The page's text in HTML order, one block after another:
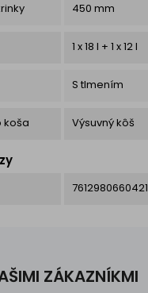
450 mm
1 x 18 l + 1 x 12 l
S tlmením
koša Výsuvný kôš
7612980660421
ZÁKAZNÍKMI